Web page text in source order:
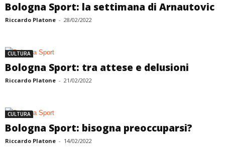
Bologna Sport: la settimana di Arnautovic
Riccardo Platone - 28/02/2022
CULTURA
Bologna Sport: tra attese e delusioni
Riccardo Platone - 21/02/2022
CULTURA
Bologna Sport: bisogna preoccuparsi?
Riccardo Platone - 14/02/2022